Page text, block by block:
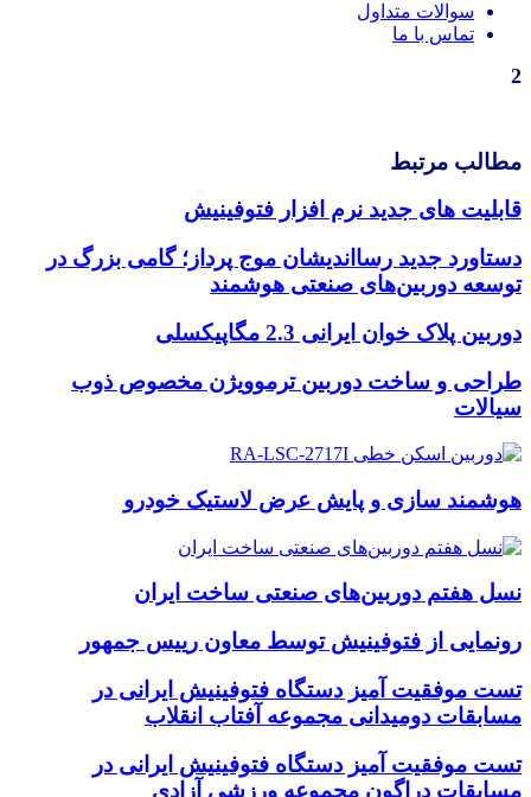
سوالات متداول
تماس با ما
2
مطالب مرتبط
قابلیت های جدید نرم افزار فتوفینیش
دستاورد جدید رسااندیشان موج پرداز؛ گامی بزرگ در
توسعه دوربین‌های صنعتی هوشمند
دوربین پلاک خوان ایرانی 2.3 مگاپیکسلی
طراحی و ساخت دوربین ترموویژن مخصوص ذوب
سیالات
هوشمند سازی و پایش عرض لاستیک خودرو
نسل هفتم دوربین‌های صنعتی ساخت ایران
رونمایی از فتوفینیش توسط معاون رییس جمهور
تست موفقیت آمیز دستگاه فتوفینیش ایرانی در
مسابقات دومیدانی مجموعه آفتاب انقلاب
تست موفقیت آمیز دستگاه فتوفینیش ایرانی در
مسابقات دراگون مجموعه ورزشی آزادی